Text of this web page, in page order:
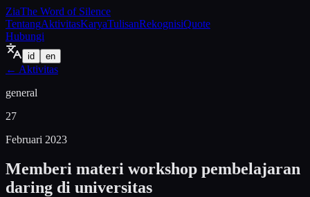
ZiaThe Word of Silence
TentangAktivitasKaryaTulisanRekognisiQuote
Hubungi
id en
← Aktivitas
general
27
Februari 2023
Memberi materi workshop pembelajaran
daring di universitas